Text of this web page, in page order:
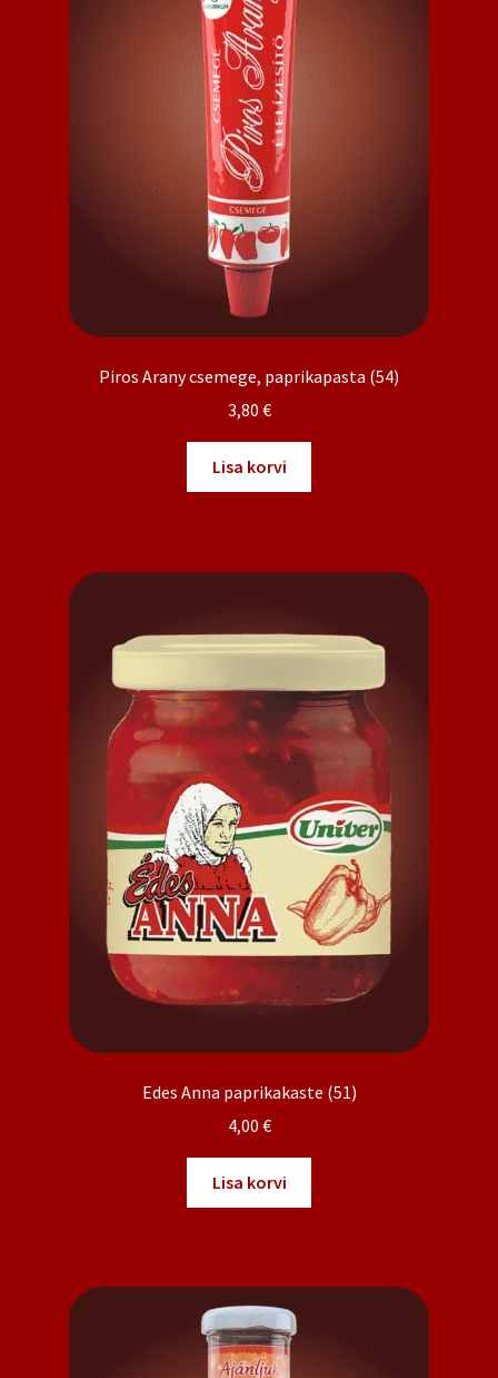
Piros Arany csemege, paprikapasta (54)
3,80 €
Lisa korvi
Edes Anna paprikakaste (51)
4,00 €
Lisa korvi